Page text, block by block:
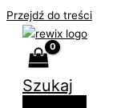
Przejdź do treści
Szukaj